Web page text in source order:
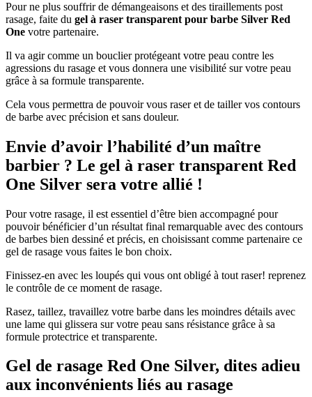
Pour ne plus souffrir de démangeaisons et des tiraillements post
rasage, faite du gel à raser transparent pour barbe Silver Red
One votre partenaire.
Il va agir comme un bouclier protégeant votre peau contre les
agressions du rasage et vous donnera une visibilité sur votre peau
grâce à sa formule transparente.
Cela vous permettra de pouvoir vous raser et de tailler vos contours
de barbe avec précision et sans douleur.
Envie d’avoir l’habilité d’un maître
barbier ? Le gel à raser transparent Red
One Silver sera votre allié !
Pour votre rasage, il est essentiel d’être bien accompagné pour
pouvoir bénéficier d’un résultat final remarquable avec des contours
de barbes bien dessiné et précis, en choisissant comme partenaire ce
gel de rasage vous faites le bon choix.
Finissez-en avec les loupés qui vous ont obligé à tout raser! reprenez
le contrôle de ce moment de rasage.
Rasez, taillez, travaillez votre barbe dans les moindres détails avec
une lame qui glissera sur votre peau sans résistance grâce à sa
formule protectrice et transparente.
Gel de rasage Red One Silver, dites adieu
aux inconvénients liés au rasage